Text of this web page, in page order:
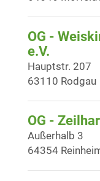
OG -
e.V.
Hauptstr. 207
63110 Rodgau
OG -
Außerhalb 3
64354